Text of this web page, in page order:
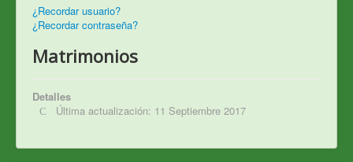
¿Recordar usuario?
¿Recordar contraseña?
Matrimonios
Detalles
Última actualización: 11 Septiembre 2017